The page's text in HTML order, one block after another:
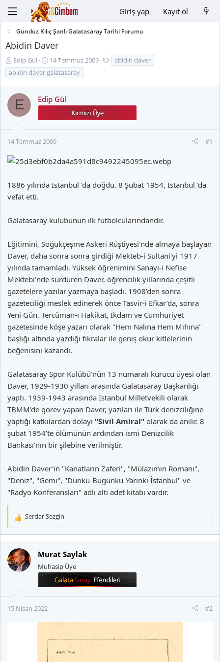
Giriş yap Kayıt ol
Gündüz Kılıç Şanlı Galatasaray Tarihi Forumu
Abidin Daver
K
o
n
y
u
B
ş
a
n
Edip Gül
B
a
ş
a
n
g
ı
ç
a
h
14 Temmuz 2009
t
t
l
e
abidin daver
abidin daver galatasaray
E Edip Gül
14 Temmuz 2009 #1
1886 yılında İstanbul 'da doğdu. 8 Şubat 1954, İstanbul 'da
vefat etti.
Galatasaray kulübünün ilk futbolcularındandır.
Eğitimini, Soğukçeşme Askeri Rüştiyesi'nde almaya başlayan
Daver, daha sonra sonra girdiği Mekteb-i Sultani'yi 1917
yılında tamamladı. Yüksek öğrenimini Sanayi-i Nefise
Mektebi’nde sürdüren Daver, öğrencilik yıllarında çeşitli
gazetelere yazılar yazmaya başladı. 1908’den sonra
gazeteciliği meslek edinerek önce Tasvir-i Efkar’da, sonra
Yeni Gün, Tercüman-ı Hakikat, İkdam ve Cumhuriyet
gazetesinde köşe yazarı olarak "Hem Nalına Hem Mıhına"
başlığı altında yazdığı fıkralar ile geniş okur kitlelerinin
beğenisini kazandı.
Galatasaray Spor Kulübü'nün 13 numaralı kurucu üyesi olan
Daver, 1929-1930 yılları arasında Galatasaray Başkanlığı
yaptı. 1939-1943 arasında İstanbul Milletvekili olarak
TBMM’de görev yapan Daver, yazıları ile Türk denizciliğine
yaptığı katkılardan dolayı "Sivil Amiral" olarak da anılır. 8
şubat 1954’te ölümünün ardından ismi Denizcilik
Bankası’nın bir şilebine verilmiştir.
Abidin Daver'in "Kanatların Zaferi", "Mülazımın Romanı",
"Deniz", "Gemi", "Dünkü-Bugünkü-Yarınki İstanbul" ve
"Radyo Konferansları" adlı altı adet kitabı vardır.
T
k
i
l
Serdar Sezgin
Murat Saylak
Muhasip Üye
15 Nisan 2022 #2